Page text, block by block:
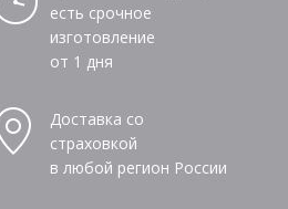
есть срочное
изготовление
от 1 дня
Доставка со
страховкой
в любой регион России